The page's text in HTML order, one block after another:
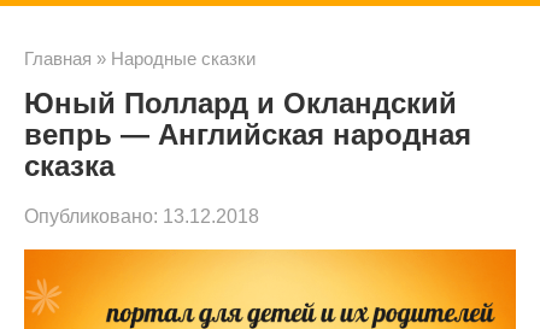
с
к
Главная » Народные сказки
Юный Поллард и Окландский
вепрь — Английская народная
сказка
Опубликовано: 13.12.2018